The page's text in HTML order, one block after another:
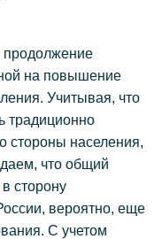
продолжение
на повышение
Учитывая, что
традиционно
стороны населения,
что общий
сторону
вероятно, еще
С учетом